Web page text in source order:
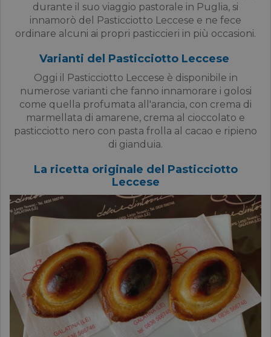
durante il suo viaggio pastorale in Puglia, si
innamorò del Pasticciotto Leccese e ne fece
ordinare alcuni ai propri pasticcieri in più occasioni.
Varianti del Pasticciotto Leccese
Oggi il Pasticciotto Leccese è disponibile in
numerose varianti che fanno innamorare i golosi
come quella profumata all'arancia, con crema di
marmellata di amarene, crema al cioccolato e
pasticciotto nero con pasta frolla al cacao e ripieno
di gianduia.
La ricetta originale del Pasticciotto
Leccese